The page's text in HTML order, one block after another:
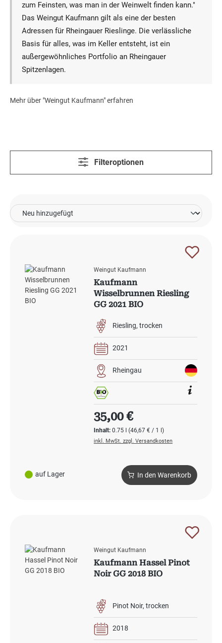
zum Feinsten, was man in der Weinwelt finden kann."
Das Weingut Kaufmann gilt als eine der besten
Adressen für Rheingauer Rieslinge. Die verlässliche
Basis für alles, was im Keller entsteht, ist ein
außergewöhnliches Portfolio an Rheingauer
Spitzenlagen.
Mehr über "Weingut Kaufmann" erfahren
Filteroptionen
auf Lager
Weingut Kaufmann
Kaufmann
Wisselbrunnen Riesling
GG 2021 BIO
Riesling trocken
2021
Rheingau
Inhalt:0.75 l(46,67 € / 1 l)
Regulärer Preis:
35,00 €
inkl. MwSt. zzgl. Versandkosten
In den Warenkorb
Weingut Kaufmann
Kaufmann Hassel Pinot
Noir GG 2018 BIO
Pinot Noir trocken
2018